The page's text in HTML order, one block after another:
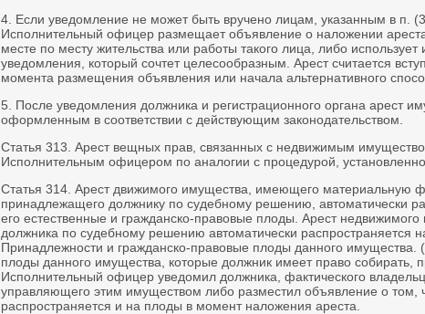
4. Если уведомление не может быть вручено лицам, указанным в п.
Исполнительный офицер размещает объявление о наложении
месте по месту жительства или работы такого лица, либо использует
уведомления, который сочтет целесообразным. Арест считается
момента размещения объявления или начала альтернативного
5. После уведомления должника и регистрационного органа арест
оформленным в соответствии с действующим законодательством.
Статья 313. Арест вещных прав, связанных с недвижимым
Исполнительным офицером по аналогии с процедурой,
Статья 314. Арест движимого имущества, имеющего материальную
принадлежащего должнику по судебному решению, автоматически
его естественные и гражданско-правовые плоды. Арест недвижимого
должника по судебному решению автоматически распространяется
Принадлежности и гражданско-правовые плоды данного имущества.
плоды данного имущества, которые должник имеет право собирать,
Исполнительный офицер уведомил должника, фактического
управляющего этим имуществом либо разместил объявление о том,
распространяется и на плоды в момент наложения ареста.